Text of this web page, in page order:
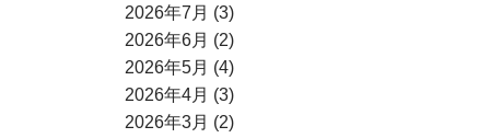
2026年7月 (3)
2026年6月 (2)
2026年5月 (4)
2026年4月 (3)
2026年3月 (2)